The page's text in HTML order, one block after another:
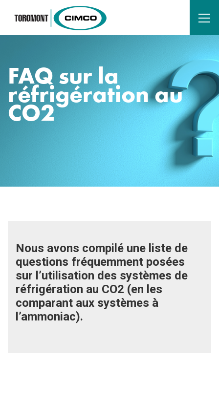
FAQ sur la
réfrigération au
CO2
Nous avons compilé une liste de
questions fréquemment posées
sur l’utilisation des systèmes de
réfrigération au CO2 (en les
comparant aux systèmes à
l’ammoniac).